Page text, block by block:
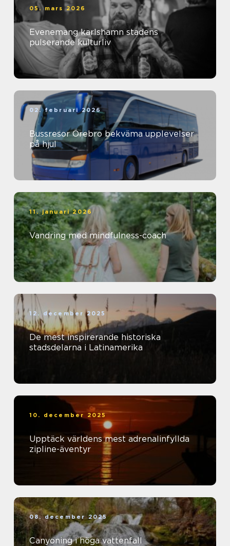
05. mars 2026
Evenemang karlshamn stadens
pulserande kulturliv
02. februari 2026
Bussresor Örebro bekväma upplevelser
på hjul
11. januari 2026
Vandring med mindfulness-coach
12. december 2025
De mest inspirerande historiska
stadsdelarna i Latinamerika
10. december 2025
Upptäck världens mest adrenalinfyllda
zipline-äventyr
08. december 2025
Canyoning i höga vattenfall